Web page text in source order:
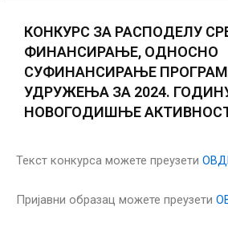
КОНКУРС ЗА РАСПОДЕЛУ
ФИНАНСИРАЊЕ, ОДНОСНО
СУФИНАНСИРАЊЕ
УДРУЖЕЊА ЗА 2024.
НОВОГОДИШЊЕ
Текст конкурса можете преузети
Пријавни образац можете преузети